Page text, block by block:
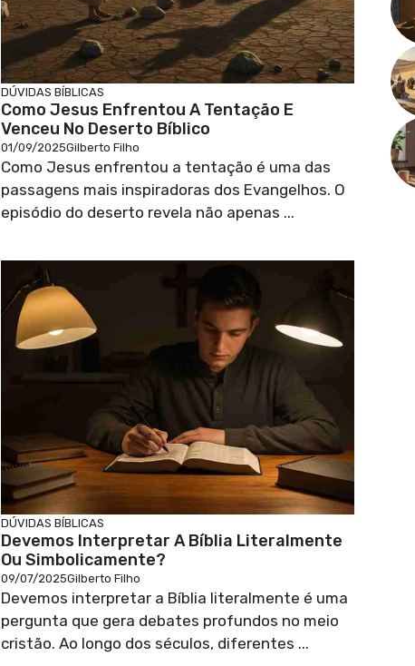
DÚVIDAS BÍBLICAS
Como Jesus Enfrentou A Tentação E
Venceu No Deserto Bíblico
01/09/2025Gilberto Filho
Como Jesus enfrentou a tentação é uma das
passagens mais inspiradoras dos Evangelhos. O
episódio do deserto revela não apenas ...
DÚVIDAS BÍBLICAS
Devemos Interpretar A Bíblia Literalmente
Ou Simbolicamente?
09/07/2025Gilberto Filho
Devemos interpretar a Bíblia literalmente é uma
pergunta que gera debates profundos no meio
cristão. Ao longo dos séculos, diferentes ...